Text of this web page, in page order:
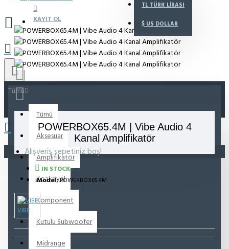
KAYIT OL
TL TÜRK LIRASI
$ US DOLLAR
Tümü
Tümü
Aksesuar
Amplifikatör
Koaksiyel
Komponent
Kutulu Subwoofer
Midrange
Alışveriş sepetiniz boş!
POWERBOX65.4M | Vibe Audio 4
Kanal Amplifikatör
IN STOCK
Model:POWERBOX65.4M
VIBE